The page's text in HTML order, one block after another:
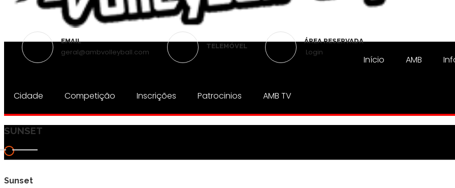
EMAIL
geral@ambvolleyball.com
TELEMÓVEL
ÁREA RESERVADA
Login
Início AMB
Cidade Competição Inscrições Patrocinios AMB TV
SUNSET
Sunset